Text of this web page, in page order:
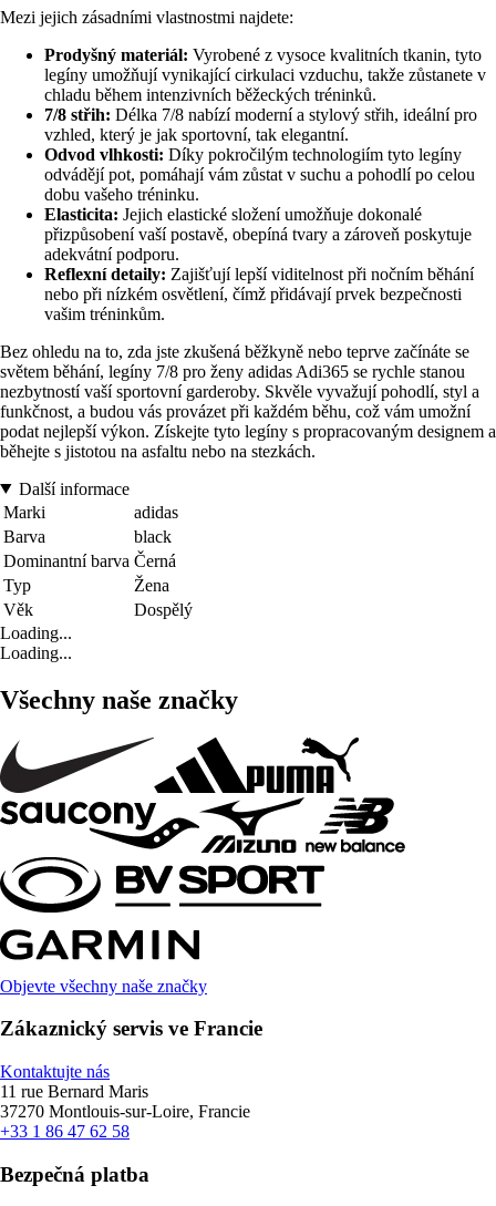
Mezi jejich zásadními vlastnostmi najdete:
Prodyšný materiál: Vyrobené z vysoce kvalitních tkanin, tyto
legíny umožňují vynikající cirkulaci vzduchu, takže zůstanete v
chladu během intenzivních běžeckých tréninků.
7/8 střih: Délka 7/8 nabízí moderní a stylový střih, ideální pro
vzhled, který je jak sportovní, tak elegantní.
Odvod vlhkosti: Díky pokročilým technologiím tyto legíny
odvádějí pot, pomáhají vám zůstat v suchu a pohodlí po celou
dobu vašeho tréninku.
Elasticita: Jejich elastické složení umožňuje dokonalé
přizpůsobení vaší postavě, obepíná tvary a zároveň poskytuje
adekvátní podporu.
Reflexní detaily: Zajišťují lepší viditelnost při nočním běhání
nebo při nízkém osvětlení, čímž přidávají prvek bezpečnosti
vašim tréninkům.
Bez ohledu na to, zda jste zkušená běžkyně nebo teprve začínáte se
světem běhání, legíny 7/8 pro ženy adidas Adi365 se rychle stanou
nezbytností vaší sportovní garderoby. Skvěle vyvažují pohodlí, styl a
funkčnost, a budou vás provázet při každém běhu, což vám umožní
podat nejlepší výkon. Získejte tyto legíny s propracovaným designem a
běhejte s jistotou na asfaltu nebo na stezkách.
Další informace
Marki
adidas
Barva
black
Dominantní barva Černá
Typ
Žena
Věk
Dospělý
Loading...
Loading...
Všechny naše značky
Objevte všechny naše značky
Zákaznický servis ve Francie
Kontaktujte nás
11 rue Bernard Maris
37270 Montlouis-sur-Loire, Francie
+33 1 86 47 62 58
Bezpečná platba